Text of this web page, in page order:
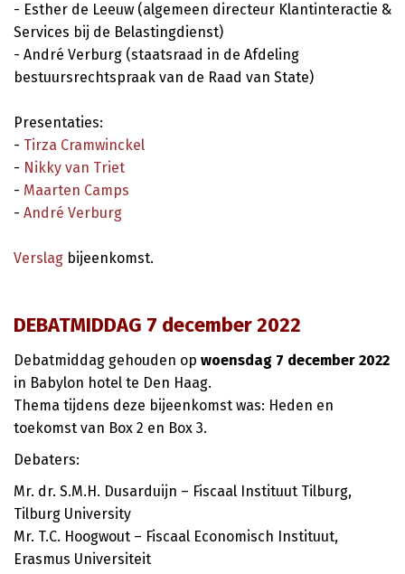
- Esther de Leeuw (algemeen directeur Klantinteractie &
Services bij de Belastingdienst)
- André Verburg (staatsraad in de Afdeling
bestuursrechtspraak van de Raad van State)
Presentaties:
- Tirza Cramwinckel
- Nikky van Triet
- Maarten Camps
- André Verburg
Verslag bijeenkomst.
DEBATMIDDAG 7 december 2022
Debatmiddag gehouden op woensdag 7 december 2022
in Babylon hotel te Den Haag.
Thema tijdens deze bijeenkomst was: Heden en
toekomst van Box 2 en Box 3.
Debaters:
Mr. dr. S.M.H. Dusarduijn – Fiscaal Instituut Tilburg,
Tilburg University
Mr. T.C. Hoogwout – Fiscaal Economisch Instituut,
Erasmus Universiteit